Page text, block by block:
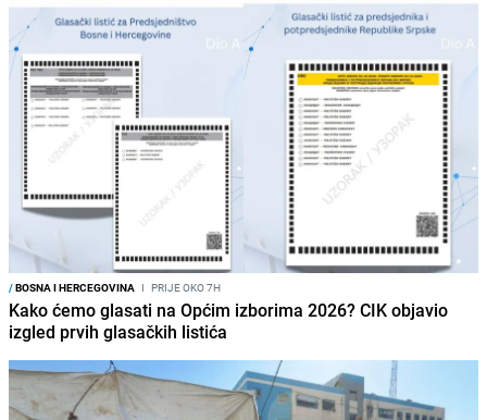
/BOSNA I HERCEGOVINA I PRIJE OKO 7H
Kako ćemo glasati na Općim izborima 2026? CIK objavio
izgled prvih glasačkih listića